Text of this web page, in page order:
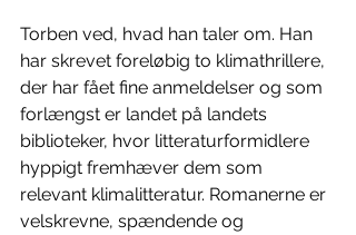
Torben ved, hvad han taler om. Han
har skrevet foreløbig to klimathrillere,
der har fået fine anmeldelser og som
forlængst er landet på landets
biblioteker, hvor litteraturformidlere
hyppigt fremhæver dem som
relevant klimalitteratur. Romanerne er
velskrevne, spændende og